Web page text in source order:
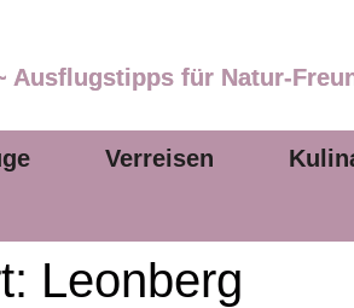
Ausflugstipps für Natur-
Verreisen
Leonberg